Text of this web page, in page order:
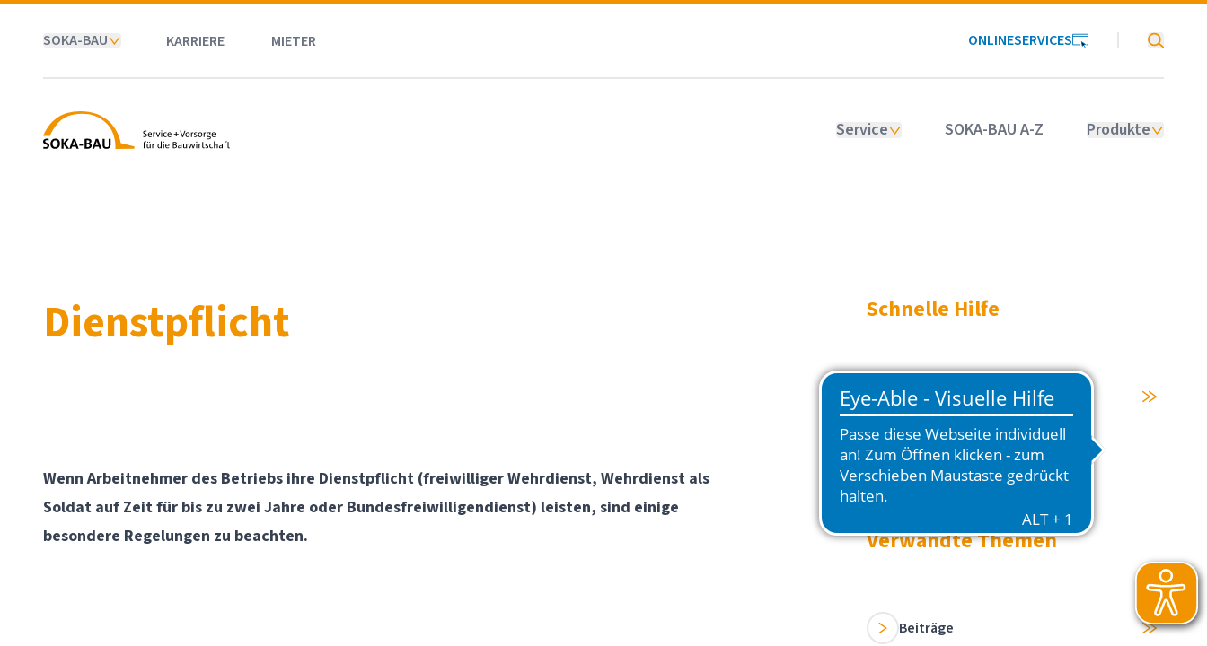
SOKA-BAU KARRIERE MIETER ONLINESERVICES SOKA-
SOKA-BAU Service SOKA-BAU A-Z Produkte
Dienstpflicht
Wenn Arbeitnehmer des Betriebs ihre Dienstpflicht (freiwilliger Wehrdienst, Wehrdienst als
Soldat auf Zeit für bis zu zwei Jahre oder Bundesfreiwilligendienst) leisten, sind einige
besondere Regelungen zu beachten.
Schnelle Hilfe
Beiträge zahlen
Verwandte Themen
Beiträge